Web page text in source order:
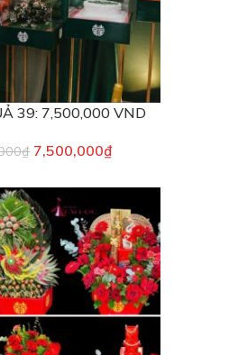
39: 7,500,000 VND
₫ 7,500,000₫